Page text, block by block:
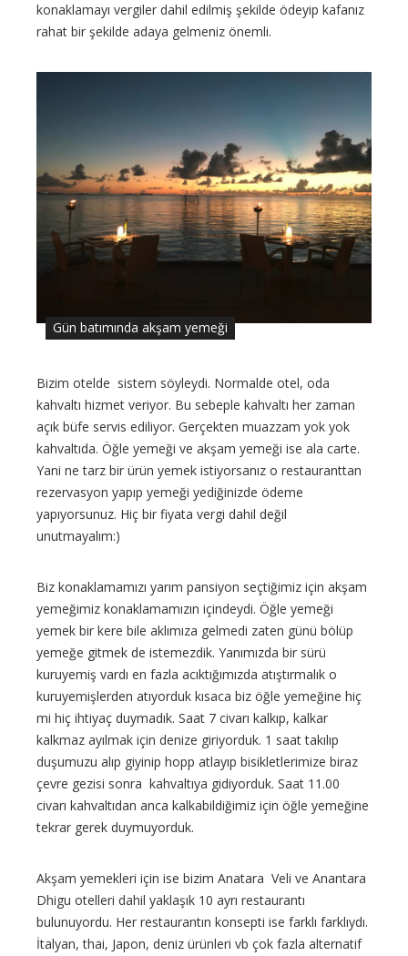
konaklamayı vergiler dahil edilmiş şekilde ödeyip kafanız
rahat bir şekilde adaya gelmeniz önemli.
Gün batımında akşam yemeği
Bizim otelde sistem söyleydi. Normalde otel, oda
kahvaltı hizmet veriyor. Bu sebeple kahvaltı her zaman
açık büfe servis ediliyor. Gerçekten muazzam yok yok
kahvaltıda. Öğle yemeği ve akşam yemeği ise ala carte.
Yani ne tarz bir ürün yemek istiyorsanız o restauranttan
rezervasyon yapıp yemeği yediğinizde ödeme
yapıyorsunuz. Hiç bir fiyata vergi dahil değil
unutmayalım:)
Biz konaklamamızı yarım pansiyon seçtiğimiz için akşam
yemeğimiz konaklamamızın içindeydi. Öğle yemeği
yemek bir kere bile aklımıza gelmedi zaten günü bölüp
yemeğe gitmek de istemezdik. Yanımızda bir sürü
kuruyemiş vardı en fazla acıktığımızda atıştırmalık o
kuruyemişlerden atıyorduk kısaca biz öğle yemeğine hiç
mi hiç ihtiyaç duymadık. Saat 7 civarı kalkıp, kalkar
kalkmaz ayılmak için denize giriyorduk. 1 saat takılıp
duşumuzu alıp giyinip hopp atlayıp bisikletlerimize biraz
çevre gezisi sonra kahvaltıya gidiyorduk. Saat 11.00
civarı kahvaltıdan anca kalkabildiğimiz için öğle yemeğine
tekrar gerek duymuyorduk.
Akşam yemekleri için ise bizim Anatara Veli ve Anantara
Dhigu otelleri dahil yaklaşık 10 ayrı restaurantı
bulunuyordu. Her restaurantın konsepti ise farklı farklıydı.
İtalyan, thai, Japon, deniz ürünleri vb çok fazla alternatif